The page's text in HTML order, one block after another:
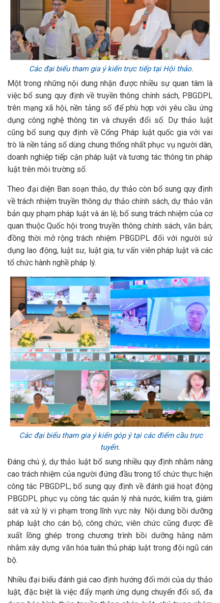
Các đại biểu tham gia ý kiến trực tiếp tại Hội thảo.
Một trong những nội dung nhận được nhiều sự quan tâm là
việc bổ sung quy định về truyền thông chính sách, PBGDPL
trên mạng xã hội, nền tảng số để phù hợp với yêu cầu ứng
dụng công nghệ thông tin và chuyển đổi số. Dự thảo luật
cũng bổ sung quy định về Cổng Pháp luật quốc gia với vai
trò là nền tảng số dùng chung thống nhất phục vụ người dân,
doanh nghiệp tiếp cận pháp luật và tương tác thông tin pháp
luật trên môi trường số.
Theo đại diện Ban soạn thảo, dự thảo còn bổ sung quy định
về trách nhiệm truyền thông dự thảo chính sách, dự thảo văn
bản quy phạm pháp luật và án lệ; bổ sung trách nhiệm của cơ
quan thuộc Quốc hội trong truyền thông chính sách, văn bản;
đồng thời mở rộng trách nhiệm PBGDPL đối với người sử
dụng lao động, luật sư, luật gia, tư vấn viên pháp luật và các
tổ chức hành nghề pháp lý.
Các đại biểu tham gia ý kiến góp ý tại các điểm cầu trực
tuyến.
Đáng chú ý, dự thảo luật bổ sung nhiều quy định nhằm nâng
cao trách nhiệm của người đứng đầu trong tổ chức thực hiện
công tác PBGDPL; bổ sung quy định về đánh giá hoạt động
PBGDPL phục vụ công tác quản lý nhà nước, kiểm tra, giám
sát và xử lý vi phạm trong lĩnh vực này. Nội dung bồi dưỡng
pháp luật cho cán bộ, công chức, viên chức cũng được đề
xuất lồng ghép trong chương trình bồi dưỡng hằng năm
nhằm xây dựng văn hóa tuân thủ pháp luật trong đội ngũ cán
bộ.
Nhiều đại biểu đánh giá cao định hướng đổi mới của dự thảo
luật, đặc biệt là việc đẩy mạnh ứng dụng chuyển đổi số, đa